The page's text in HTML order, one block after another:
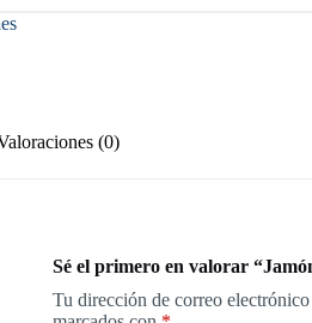
(0)
Sé el primero en valorar
Tu dirección de correo